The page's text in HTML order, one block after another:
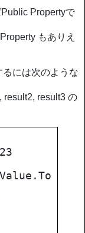
Propertyで
もありえ
には次のような
result2, result3 の